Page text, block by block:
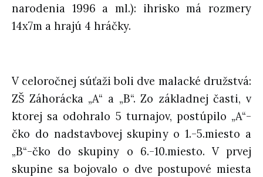
narodenia 1996 a ml.): ihrisko má rozmery
14x7m a hrajú 4 hráčky.
V celoročnej súťaži boli dve malacké družstvá:
ZŠ Záhorácka „A“ a „B“. Zo základnej časti, v
ktorej sa odohralo 5 turnajov, postúpilo „A“-
čko do nadstavbovej skupiny o 1.-5.miesto a
„B“-čko do skupiny o 6.-10.miesto. V prvej
skupine sa bojovalo o dve postupové miesta